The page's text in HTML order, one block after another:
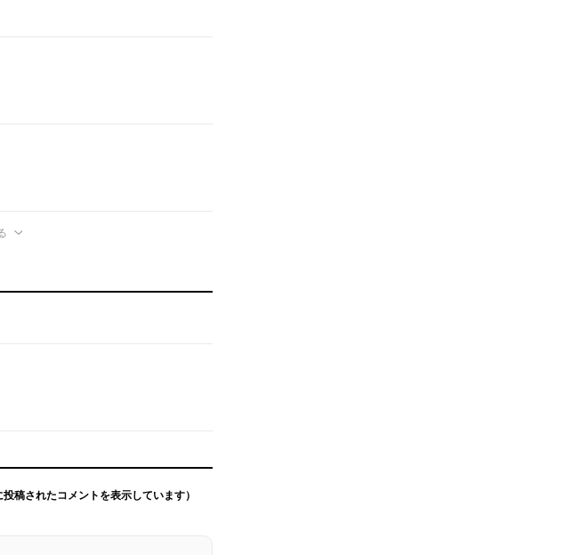
投稿されたコメントを表示しています）